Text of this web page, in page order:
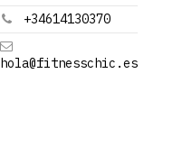
+34614130370
hola@fitnesschic.es